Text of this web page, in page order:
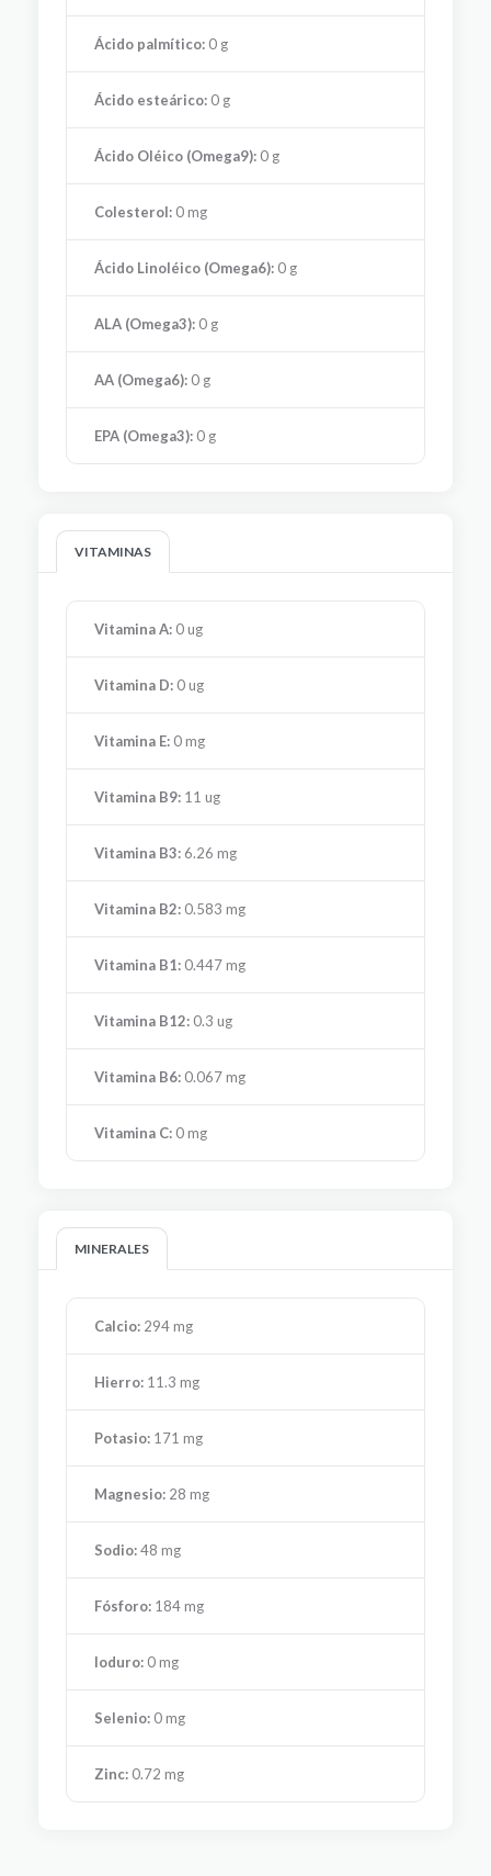
Ácido palmítico: 0 g
Ácido esteárico: 0 g
Ácido Oléico (Omega9): 0 g
Colesterol: 0 mg
Ácido Linoléico (Omega6): 0 g
ALA (Omega3): 0 g
AA (Omega6): 0 g
EPA (Omega3): 0 g
VITAMINAS
Vitamina A: 0 ug
Vitamina D: 0 ug
Vitamina E: 0 mg
Vitamina B9: 11 ug
Vitamina B3: 6.26 mg
Vitamina B2: 0.583 mg
Vitamina B1: 0.447 mg
Vitamina B12: 0.3 ug
Vitamina B6: 0.067 mg
Vitamina C: 0 mg
MINERALES
Calcio: 294 mg
Hierro: 11.3 mg
Potasio: 171 mg
Magnesio: 28 mg
Sodio:48 mg
Fósforo: 184 mg
Ioduro: 0 mg
Selenio: 0 mg
Zinc: 0.72 mg